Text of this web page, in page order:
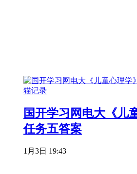
国开学习网电大《儿
任务五答案
1月3日 19:43